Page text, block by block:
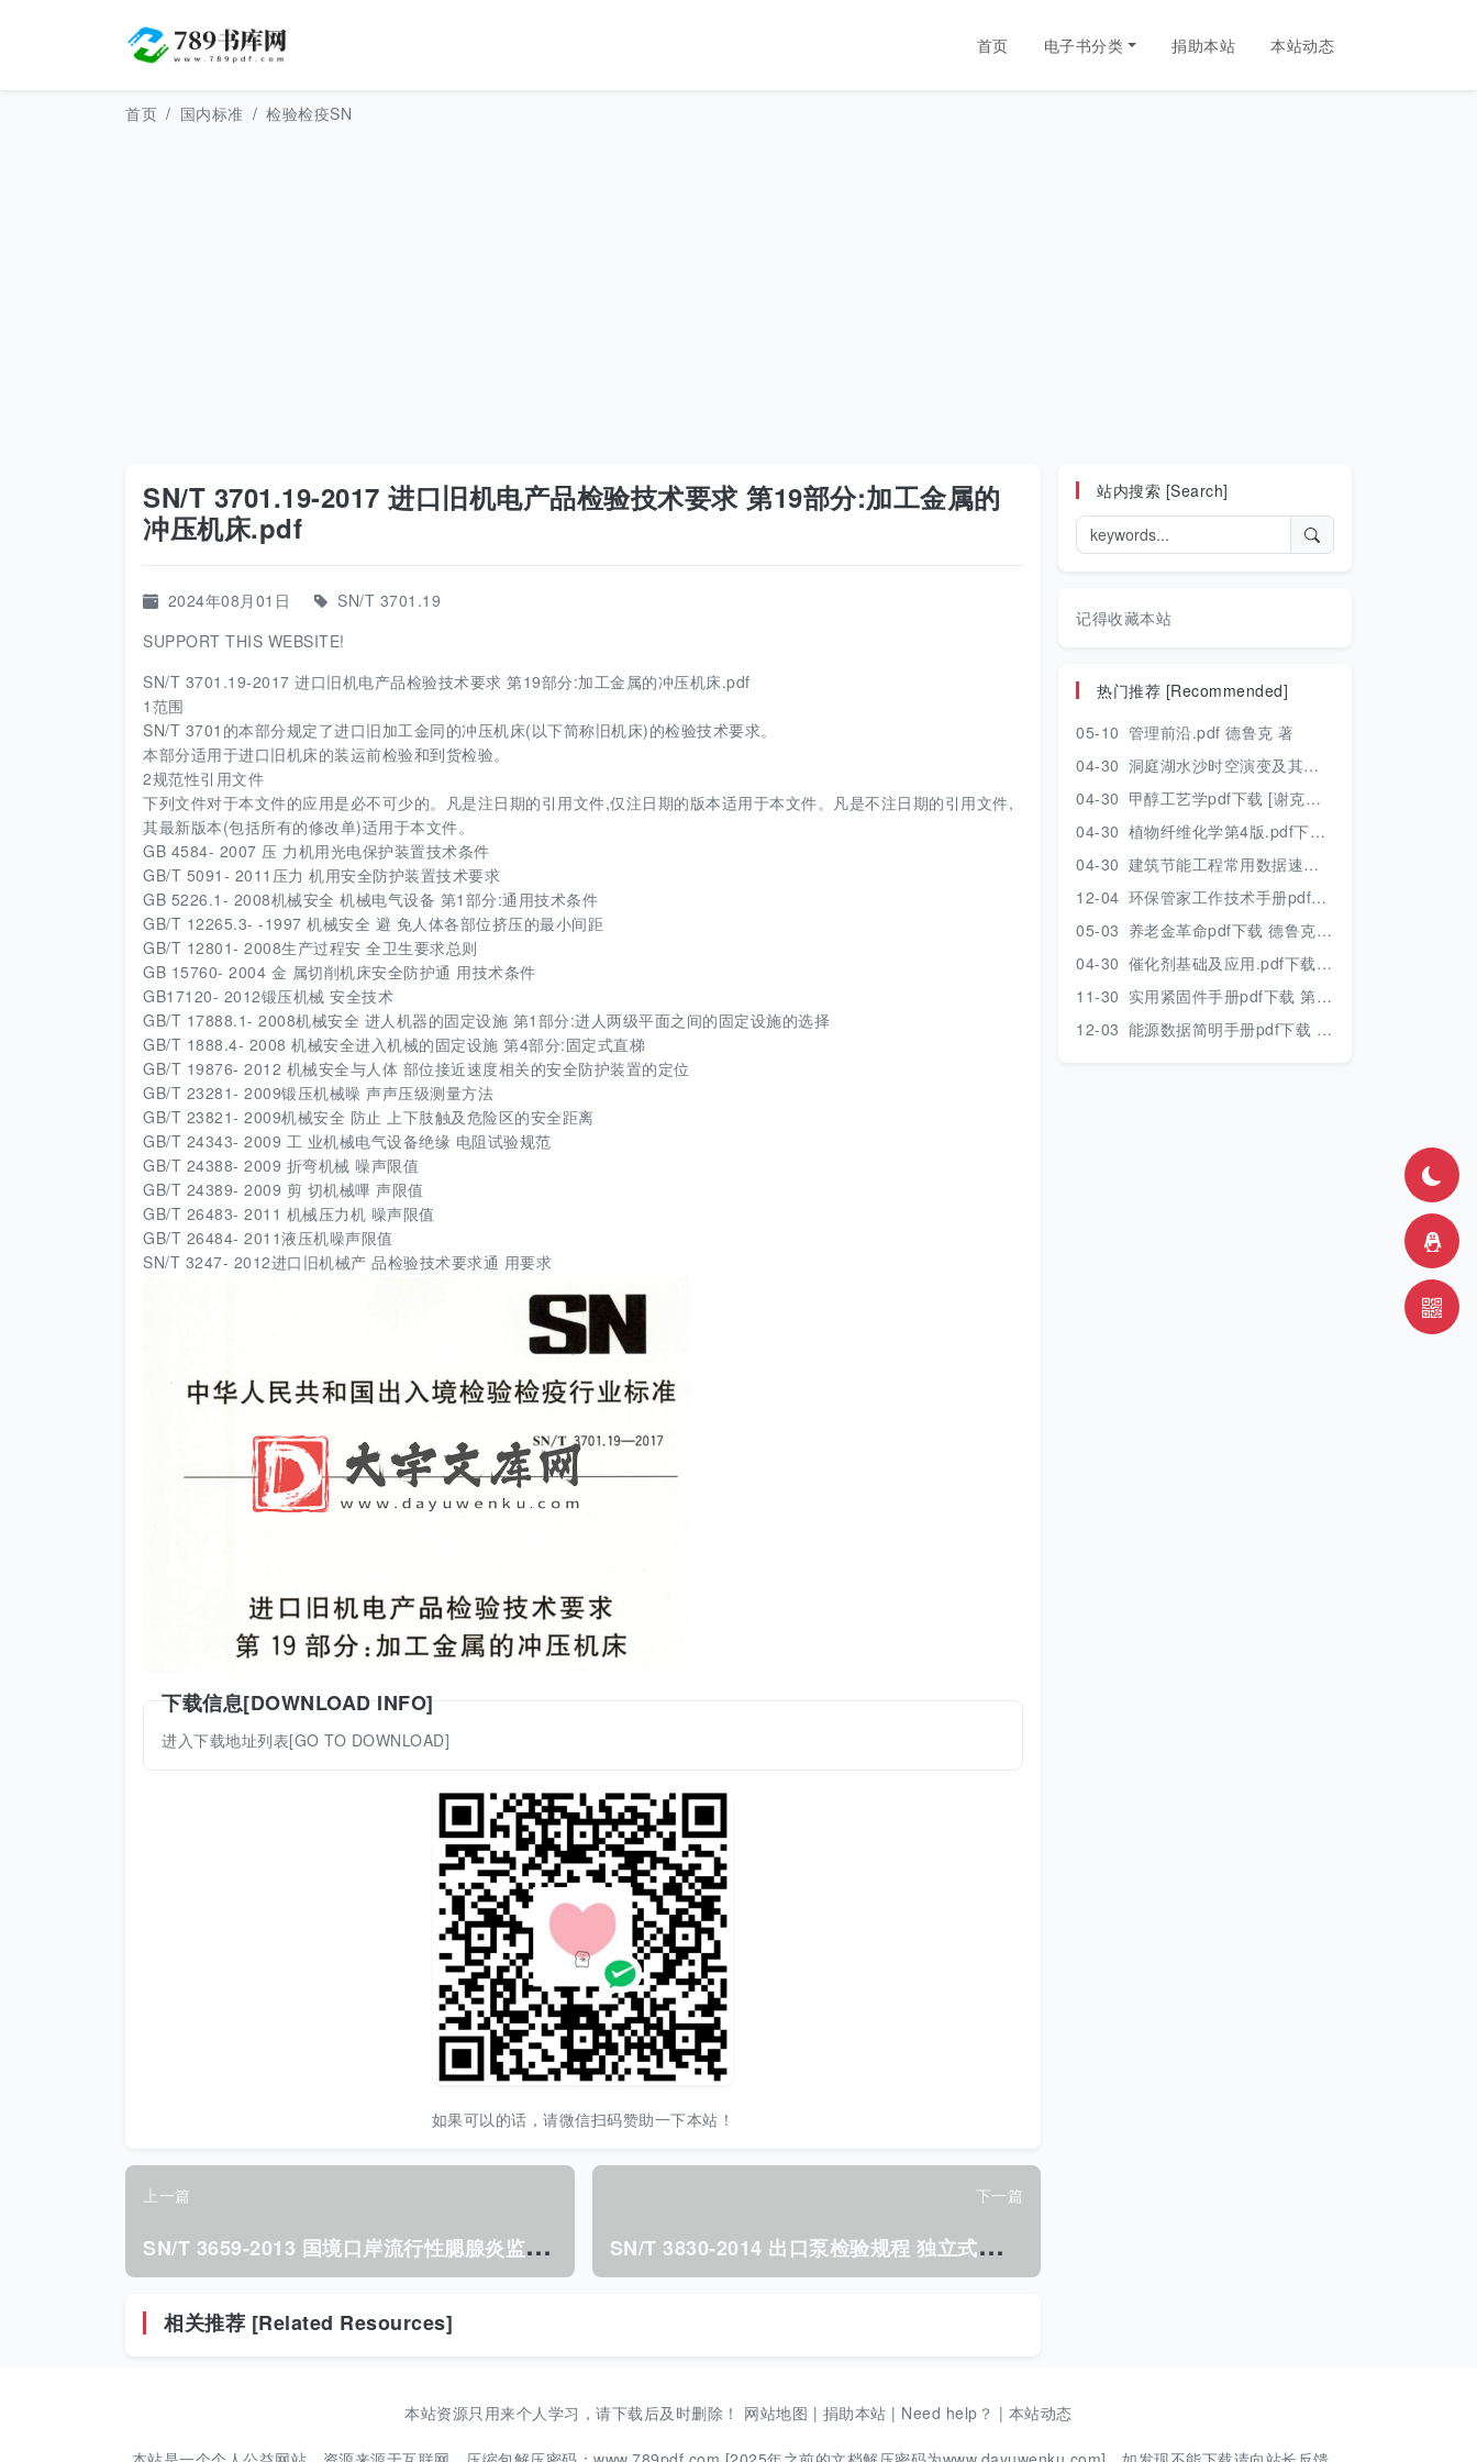
首页 电子书分类 捐助本站 本站动态
首页 国内标准 检验检疫SN
SN/T 3701.19-2017 进口旧机电产品检验技术要求 第19部分:加工金属的
冲压机床.pdf
2024年08月01日
SN/T 3701.19
SUPPORT THIS WEBSITE!
SN/T 3701.19-2017 进口旧机电产品检验技术要求 第19部分:加工金属的冲压机床.pdf
1范围
SN/T 3701的本部分规定了进口旧加工金同的冲压机床(以下简称旧机床)的检验技术要求。
本部分适用于进口旧机床的装运前检验和到货检验。
2规范性引用文件
下列文件对于本文件的应用是必不可少的。凡是注日期的引用文件,仅注日期的版本适用于本文件。凡是不注日期的引用文件,
其最新版本(包括所有的修改单)适用于本文件。
GB 4584- 2007 压 力机用光电保护装置技术条件
GB/T 5091- 2011压力 机用安全防护装置技术要求
GB 5226.1- 2008机械安全 机械电气设备 第1部分:通用技术条件
GB/T 12265.3- -1997 机械安全 避 免人体各部位挤压的最小间距
GB/T 12801- 2008生产过程安 全卫生要求总则
GB 15760- 2004 金 属切削机床安全防护通 用技术条件
GB17120- 2012锻压机械 安全技术
GB/T 17888.1- 2008机械安全 进人机器的固定设施 第1部分:进人两级平面之间的固定设施的选择
GB/T 1888.4- 2008 机械安全进入机械的固定设施 第4部分:固定式直梯
GB/T 19876- 2012 机械安全与人体 部位接近速度相关的安全防护装置的定位
GB/T 23281- 2009锻压机械噪 声声压级测量方法
GB/T 23821- 2009机械安全 防止 上下肢触及危险区的安全距离
GB/T 24343- 2009 工 业机械电气设备绝缘 电阻试验规范
GB/T 24388- 2009 折弯机械 噪声限值
GB/T 24389- 2009 剪 切机械嗶 声限值
GB/T 26483- 2011 机械压力机 噪声限值
GB/T 26484- 2011液压机噪声限值
SN/T 3247- 2012进口旧机械产 品检验技术要求通 用要求
下载信息[DOWNLOAD INFO]
进入下载地址列表[GO TO DOWNLOAD]
如果可以的话，请微信扫码赞助一下本站！
上一篇
S
N/T 3659-2013 国境口岸流行性腮腺炎监测规程.pdf
下一篇
S
N/T 3830-2014 出口泵检验规程 独立式无轴封循环泵的能效.pdf
相关推荐 [Related Resources]
站内搜索 [Search]
记得收藏本站
热门推荐 [Recommended]
05-10 管理前沿.pdf 德鲁克 著
04-30 洞庭湖水沙时空演变及其对水资源安全的影响研究.pdf 胡光伟 著 2017年版
04-30 甲醇工艺学pdf下载 [谢克昌 房鼎业主编] 2010年版
04-30 植物纤维化学第4版.pdf下载 [裴继诚主编] 2012年版
04-30 建筑节能工程常用数据速查手册.pdf下载 [陈慢勤著] 2010年版
12-04 环保管家工作技术手册pdf下载 2019年版
05-03 养老金革命pdf下载 德鲁克 著
04-30 催化剂基础及应用.pdf下载 [季生福 张谦温 赵彬侠编] 2011年版
11-30 实用紧固件手册pdf下载 第三版 2018年版
12-03 能源数据简明手册pdf下载 2017版
本站资源只用来个人学习，请下载后及时删除！ 网站地图 | 捐助本站 | Need help？ | 本站动态